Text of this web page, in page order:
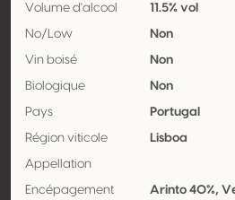
Volume d'alcool 11.5% vol
No/Low Non
Vin boisé Non
Biologique Non
Pays Portugal
Région viticole Lisboa
Appellation
Encépagement
Arinto 40%,